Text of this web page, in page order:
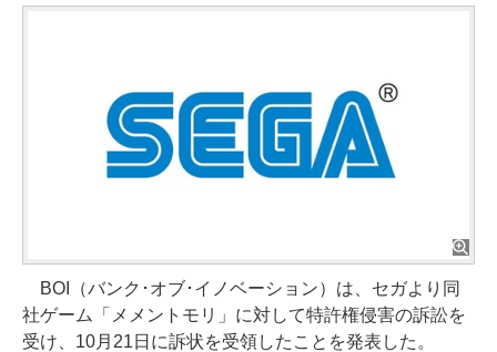
BOI（バンク･オブ･イノベーション）は、セガより同
社ゲーム「メメントモリ」に対して特許権侵害の訴訟を
受け、10月21日に訴状を受領したことを発表した。